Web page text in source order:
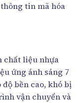
tin mã hóa
chất liệu nhựa
ứng ánh sáng 7
bền cao, khó bị
vận chuyển và